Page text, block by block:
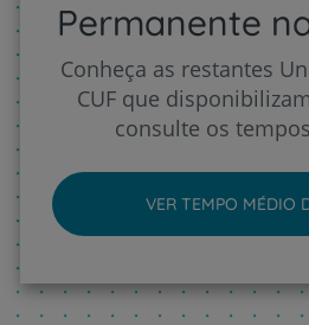
Permanente
Conheça as restantes
CUF que
consulte os
VER TEMPO MÉDIO